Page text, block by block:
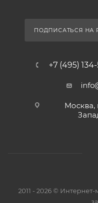
ПОДПИСАТЬСЯ НА
+7 (495)
Москва,
2011 - 2026 ©